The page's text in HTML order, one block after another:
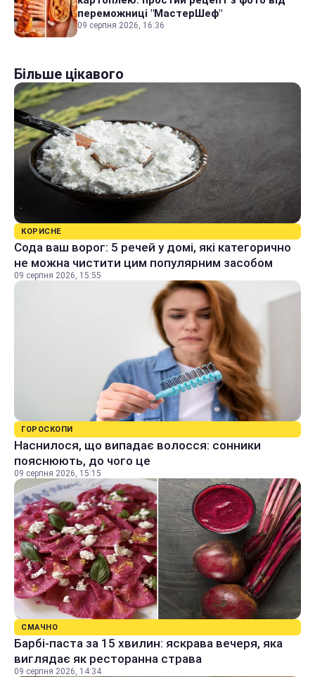
переможниці "МастерШеф"
09 серпня 2026, 16:36
Більше цікавого
КОРИСНЕ
Сода ваш ворог: 5 речей у домі, які категорично
не можна чистити цим популярним засобом
09 серпня 2026, 15:55
ГОРОСКОПИ
Наснилося, що випадає волосся: сонники
пояснюють, до чого це
09 серпня 2026, 15:15
СМАЧНО
Барбі-паста за 15 хвилин: яскрава вечеря, яка
виглядає як ресторанна страва
09 серпня 2026, 14:34